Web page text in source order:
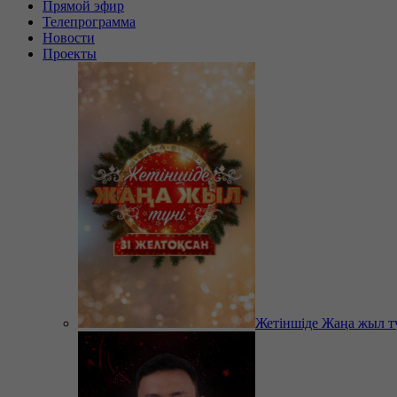
Прямой эфир
Телепрограмма
Новости
Проекты
Жетіншіде Жаңа жыл